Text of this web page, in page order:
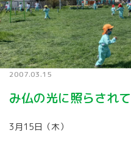
2007.03.15
み仏の光に照らされて
3月15日（木）